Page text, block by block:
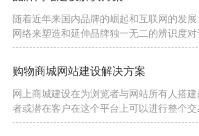
随着近年来国内品牌的崛起和互联网的发
网络来塑造和延伸品牌独一无二的辨识度
购物商城网站建设解决方案
网上商城建设在为浏览者与网站所有人搭
者或潜在客户在这个平台上可以进行整个